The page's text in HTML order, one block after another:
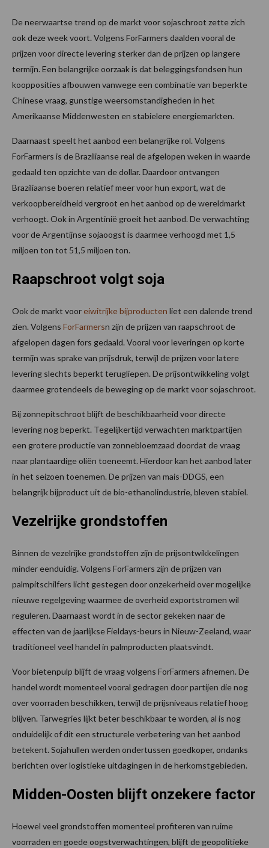
De neerwaartse trend op de markt voor sojaschroot zette zich
ook deze week voort. Volgens ForFarmers daalden vooral de
prijzen voor directe levering sterker dan de prijzen op langere
termijn. Een belangrijke oorzaak is dat beleggingsfondsen hun
koopposities afbouwen vanwege een combinatie van beperkte
Chinese vraag, gunstige weersomstandigheden in het
Amerikaanse Middenwesten en stabielere energiemarkten.
Daarnaast speelt het aanbod een belangrijke rol. Volgens
ForFarmers is de Braziliaanse real de afgelopen weken in waarde
gedaald ten opzichte van de dollar. Daardoor ontvangen
Braziliaanse boeren relatief meer voor hun export, wat de
verkoopbereidheid vergroot en het aanbod op de wereldmarkt
verhoogt. Ook in Argentinië groeit het aanbod. De verwachting
voor de Argentijnse sojaoogst is daarmee verhoogd met 1,5
miljoen ton tot 51,5 miljoen ton.
Raapschroot volgt soja
Ook de markt vooreiwitrijke bijproducten liet een dalende trend
zien. Volgens ForFarmersn zijn de prijzen van raapschroot de
afgelopen dagen fors gedaald. Vooral voor leveringen op korte
termijn was sprake van prijsdruk, terwijl de prijzen voor latere
levering slechts beperkt terugliepen. De prijsontwikkeling volgt
daarmee grotendeels de beweging op de markt voor sojaschroot.
Bij zonnepitschroot blijft de beschikbaarheid voor directe
levering nog beperkt. Tegelijkertijd verwachten marktpartijen
een grotere productie van zonnebloemzaad doordat de vraag
naar plantaardige oliën toeneemt. Hierdoor kan het aanbod later
in het seizoen toenemen. De prijzen van mais-DDGS, een
belangrijk bijproduct uit de bio-ethanolindustrie, bleven stabiel.
Vezelrijke grondstoffen
Binnen de vezelrijke grondstoffen zijn de prijsontwikkelingen
minder eenduidig. Volgens ForFarmers zijn de prijzen van
palmpitschilfers licht gestegen door onzekerheid over mogelijke
nieuwe regelgeving waarmee de overheid exportstromen wil
reguleren. Daarnaast wordt in de sector gekeken naar de
effecten van de jaarlijkse Fieldays-beurs in Nieuw-Zeeland, waar
traditioneel veel handel in palmproducten plaatsvindt.
Voor bietenpulp blijft de vraag volgens ForFarmers afnemen. De
handel wordt momenteel vooral gedragen door partijen die nog
over voorraden beschikken, terwijl de prijsniveaus relatief hoog
blijven. Tarwegries lijkt beter beschikbaar te worden, al is nog
onduidelijk of dit een structurele verbetering van het aanbod
betekent. Sojahullen werden ondertussen goedkoper, ondanks
berichten over logistieke uitdagingen in de herkomstgebieden.
Midden-Oosten blijft onzekere factor
Hoewel veel grondstoffen momenteel profiteren van ruime
voorraden en goede oogstverwachtingen, blijft de geopolitieke